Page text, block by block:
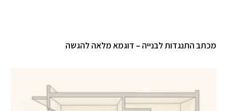
מכתב התנגדות לבנייה – דוגמא מלאה להגשה